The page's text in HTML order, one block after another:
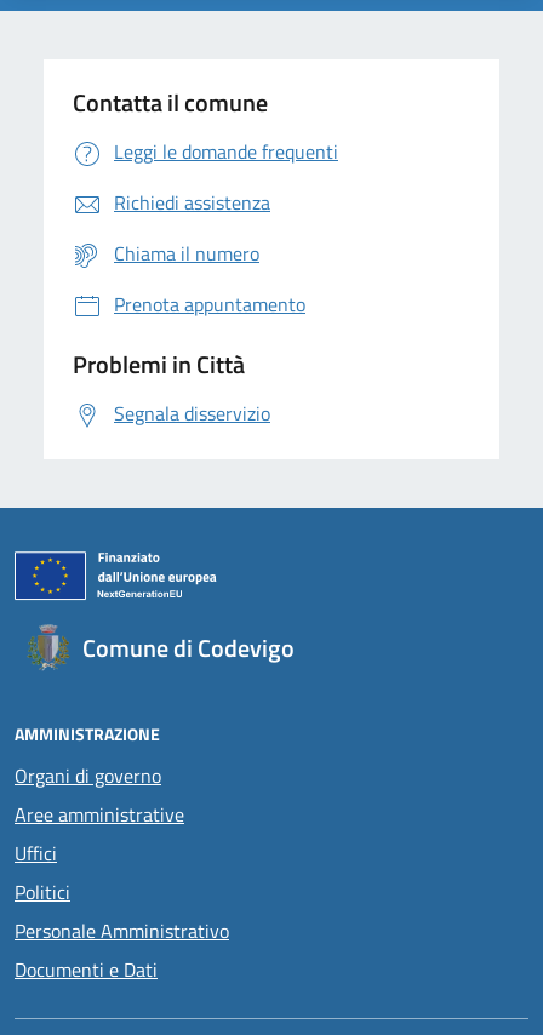
Contatta il comune
Leggi le domande frequenti
Richiedi assistenza
Chiama il numero
Prenota appuntamento
Problemi in Città
Segnala disservizio
Comune di Codevigo
AMMINISTRAZIONE
Organi di governo
Aree amministrative
Uffici
Politici
Personale Amministrativo
Documenti e Dati